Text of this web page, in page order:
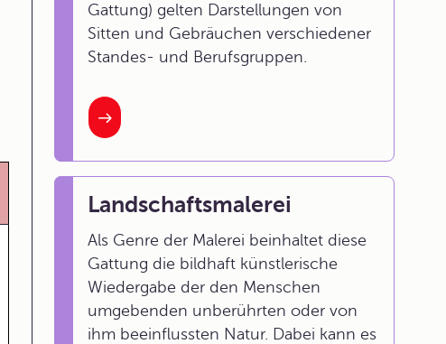
Gattung) gelten Darstellungen von
Sitten und Gebräuchen verschiedener
Standes- und Berufsgruppen.
Landschaftsmalerei
Als Genre der Malerei beinhaltet diese
Gattung die bildhaft künstlerische
Wiedergabe der den Menschen
umgebenden unberührten oder von
ihm beeinflussten Natur. Dabei kann es